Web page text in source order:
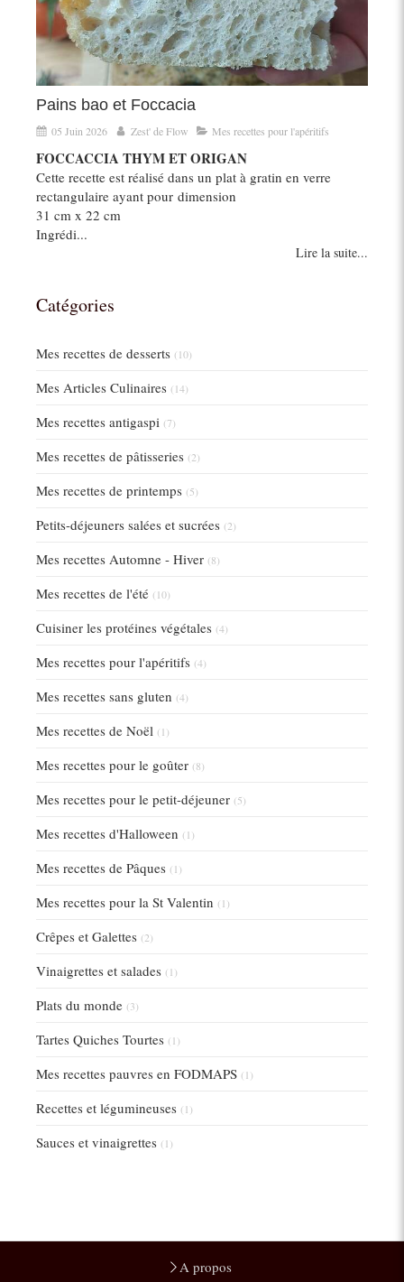
Pains bao et Foccacia
05 Juin 2026 Zest' de Flow Mes recettes pour l'apéritifs
FOCCACCIA THYM ET ORIGAN
Cette recette est réalisé dans un plat à gratin en verre
rectangulaire ayant pour dimension
31 cm x 22 cm
Ingrédi...
Lire la suite...
Catégories
Mes recettes de desserts (10)
Mes Articles Culinaires (14)
Mes recettes antigaspi (7)
Mes recettes de pâtisseries (2)
Mes recettes de printemps (5)
Petits-déjeuners salées et sucrées (2)
Mes recettes Automne - Hiver (8)
Mes recettes de l'été (10)
Cuisiner les protéines végétales (4)
Mes recettes pour l'apéritifs (4)
Mes recettes sans gluten (4)
Mes recettes de Noël (1)
Mes recettes pour le goûter (8)
Mes recettes pour le petit-déjeuner (5)
Mes recettes d'Halloween (1)
Mes recettes de Pâques (1)
Mes recettes pour la St Valentin (1)
Crêpes et Galettes (2)
Vinaigrettes et salades (1)
Plats du monde (3)
Tartes Quiches Tourtes (1)
Mes recettes pauvres en FODMAPS (1)
Recettes et légumineuses (1)
Sauces et vinaigrettes (1)
A propos